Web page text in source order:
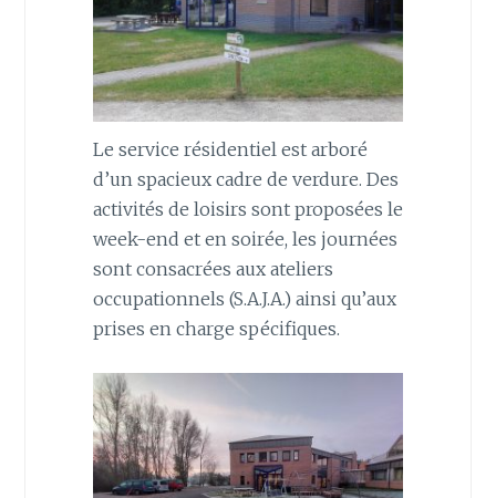
Le service résidentiel est arboré
d’un spacieux cadre de verdure. Des
activités de loisirs sont proposées le
week-end et en soirée, les journées
sont consacrées aux ateliers
occupationnels (S.A.J.A.) ainsi qu’aux
prises en charge spécifiques.